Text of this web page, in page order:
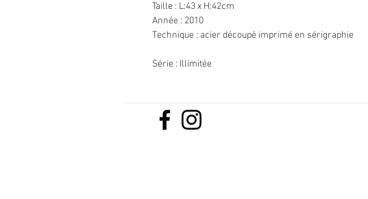
Taille : L:43 x H:42cm
Année : 2010
Technique : acier découpé imprimé en sérigraphie
Série : Illimitée